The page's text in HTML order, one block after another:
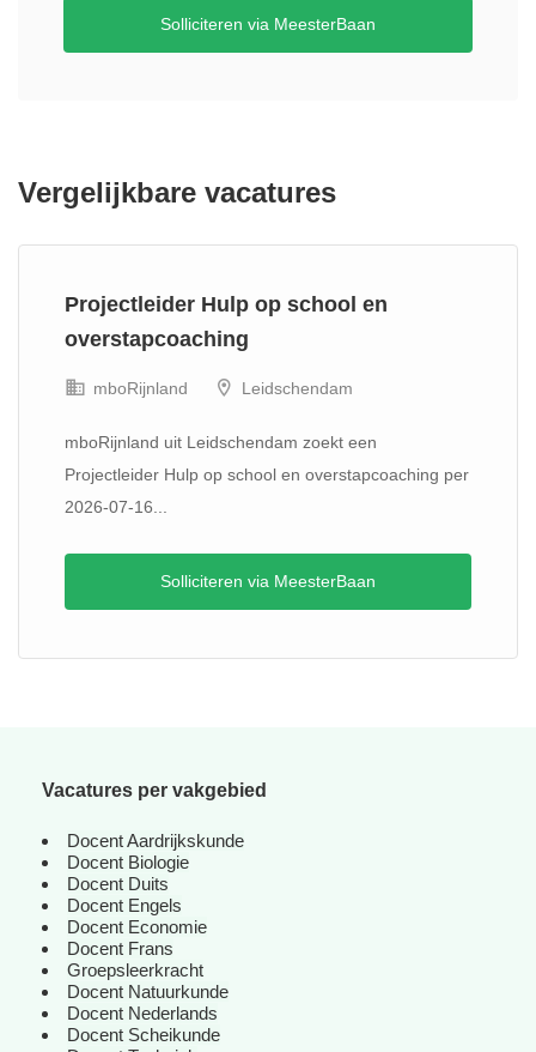
Solliciteren via MeesterBaan
Vergelijkbare vacatures
Projectleider Hulp op school en
overstapcoaching
mboRijnland Leidschendam
mboRijnland uit Leidschendam zoekt een
Projectleider Hulp op school en overstapcoaching per
2026-07-16...
Solliciteren via MeesterBaan
Vacatures per vakgebied
Docent Aardrijkskunde
Docent Biologie
Docent Duits
Docent Engels
Docent Economie
Docent Frans
Groepsleerkracht
Docent Natuurkunde
Docent Nederlands
Docent Scheikunde